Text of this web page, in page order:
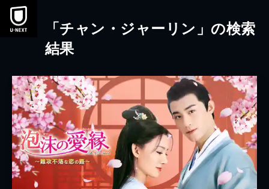
本文へスキップ
「チャン・ジャーリン」の検索
結果